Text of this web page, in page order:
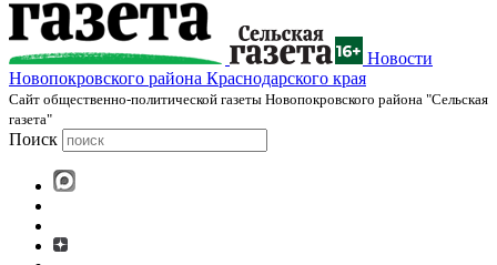
Новости
Новопокровского района Краснодарского края
Cайт общественно-политической газеты Новопокровского района "Сельская
газета"
Поиск